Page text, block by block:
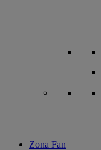
Zona Fan